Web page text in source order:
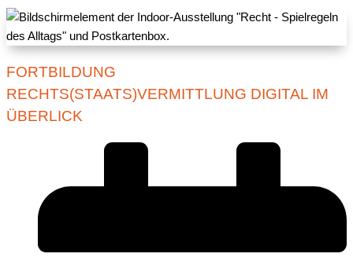
FORTBILDUNG
RECHTS(STAATS)VERMITTLUNG DIGITAL IM
ÜBERLICK